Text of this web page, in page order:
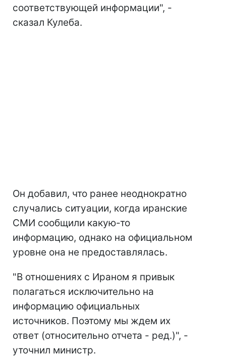
соответствующей информации", -
сказал Кулеба.
Он добавил, что ранее неоднократно
случались ситуации, когда иранские
СМИ сообщили какую-то
информацию, однако на официальном
уровне она не предоставлялась.
"В отношениях с Ираном я привык
полагаться исключительно на
информацию официальных
источников. Поэтому мы ждем их
ответ (относительно отчета - ред.)", -
уточнил министр.